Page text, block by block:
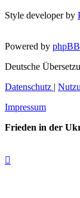
Style developer by
Powered by phpBB
Deutsche
Datenschutz |
Impressum
Frieden in der